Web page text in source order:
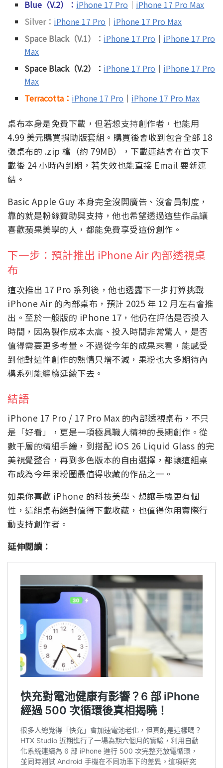
Blue（V.2）： iPhone 17 Pro ｜ iPhone 17 Pro Max
Silver： iPhone 17 Pro ｜ iPhone 17 Pro Max
Space Black（V.1）： iPhone 17 Pro ｜ iPhone 17 Pro
Max
Space Black（V.2）： iPhone 17 Pro ｜ iPhone 17 Pro
Max
Terracotta： iPhone 17 Pro ｜ iPhone 17 Pro Max
桌布本身是免費下載，但若想支持創作者，也能用
4.99 美元購買捐助版套組。購買後會收到包含全部 18
張桌布的 .zip 檔（約 79MB），下載連結會在首次下
載後 24 小時內到期，若失效也能直接 Email 要新連
結。
Basic Apple Guy 本身完全沒開廣告、沒會員制度，
靠的就是粉絲贊助與支持，他也希望透過這些作品讓
喜歡蘋果美學的人，都能免費享受這份創作。
下一步：預計推出 iPhone Air 內部透視桌
布
這次推出 17 Pro 系列後，他也透露下一步打算挑戰
iPhone Air 的內部桌布，預計 2025 年 12 月左右會推
出。至於一般版的 iPhone 17，他仍在評估是否投入
時間，因為製作成本太高、投入時間非常驚人，是否
值得需要更多考量。不過從今年的成果來看，能感受
到他對這件創作的熱情只增不減，果粉也大多期待內
構系列能繼續延續下去。
結語
iPhone 17 Pro / 17 Pro Max 的內部透視桌布，不只
是「好看」，更是一項極具職人精神的長期創作。從
數千層的精細手繪，到搭配 iOS 26 Liquid Glass 的完
美視覺整合，再到多色版本的自由選擇，都讓這組桌
布成為今年果粉圈最值得收藏的作品之一。
如果你喜歡 iPhone 的科技美學、想讓手機更有個
性，這組桌布絕對值得下載收藏，也值得你用實際行
動支持創作者。
延伸閱讀：